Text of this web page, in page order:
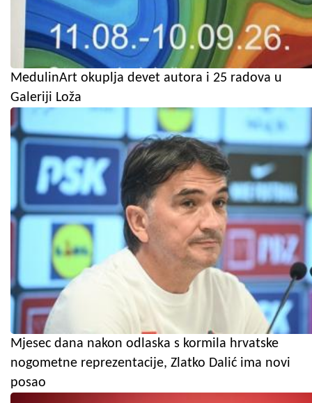
MedulinArt okuplja devet autora i 25 radova u
Galeriji Loža
Mjesec dana nakon odlaska s kormila hrvatske
nogometne reprezentacije, Zlatko Dalić ima novi
posao